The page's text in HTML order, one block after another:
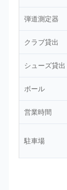
弾道測定器
クラブ貸出
シューズ貸出
ボール
営業時間
駐車場